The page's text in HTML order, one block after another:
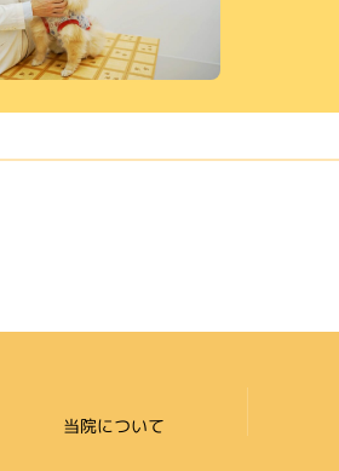
当院について